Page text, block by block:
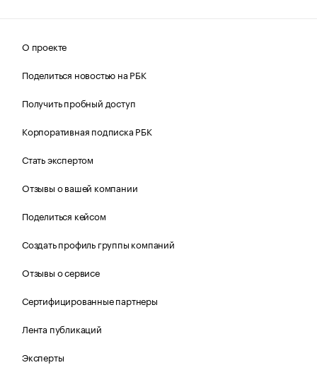
О проекте
Поделиться новостью на РБК
Получить пробный доступ
Корпоративная подписка РБК
Стать экспертом
Отзывы о вашей компании
Поделиться кейсом
Создать профиль группы компаний
Отзывы о сервисе
Сертифицированные партнеры
Лента публикаций
Эксперты